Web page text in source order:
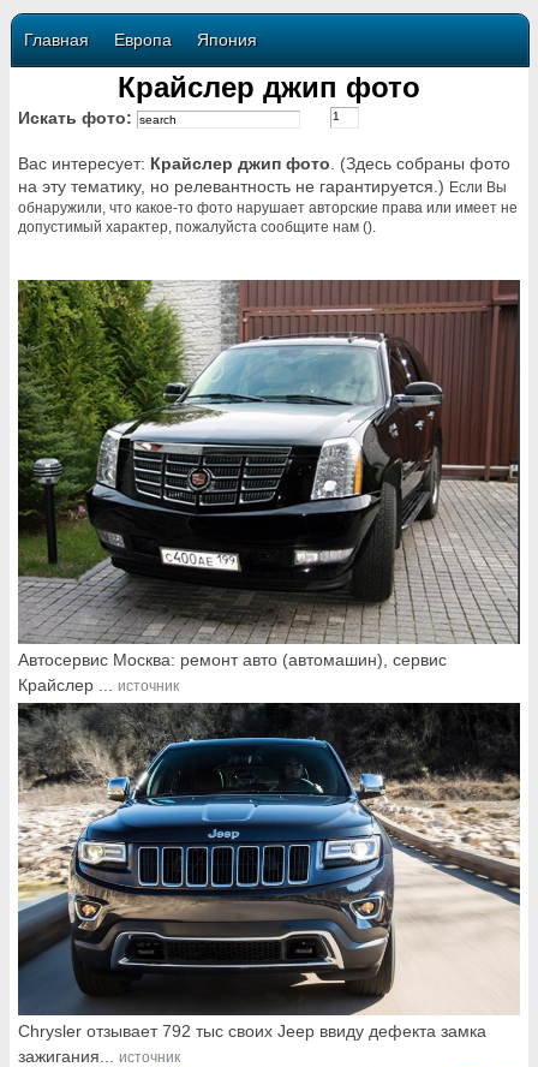
Главная Европа Япония
Крайслер джип фото
Искать фото:
Вас интересует: Крайслер джип фото . (Здесь собраны фото
на эту тематику, но релевантность не гарантируется.) Если Вы
обнаружили, что какое-то фото нарушает авторские права или имеет не
допустимый характер, пожалуйста сообщите нам ().
Автосервис Москва: ремонт авто (автомашин), сервис
Крайслер ...
источник
Chrysler отзывает 792 тыс своих Jeep ввиду дефекта замка
зажигания...
источник